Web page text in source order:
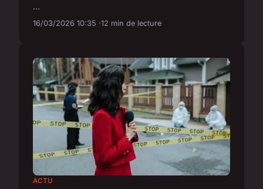
...
16/03/2026 10:35 12 min de lecture
ACTU